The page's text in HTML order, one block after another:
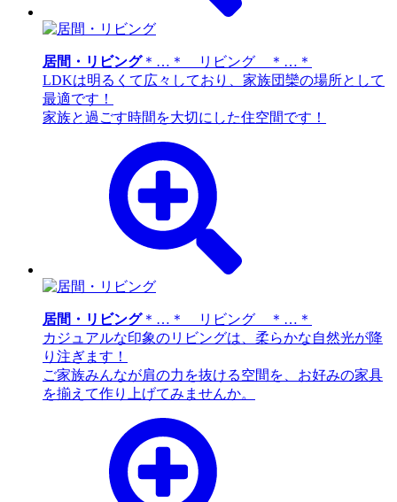
居間・リビング＊…＊ リビング ＊…＊
LDKは明るくて広々しており、家族団欒の場所として
最適です！
家族と過ごす時間を大切にした住空間です！
居間・リビング＊…＊ リビング ＊…＊
カジュアルな印象のリビングは、柔らかな自然光が降
り注ぎます！
ご家族みんなが肩の力を抜ける空間を、お好みの家具
を揃えて作り上げてみませんか。